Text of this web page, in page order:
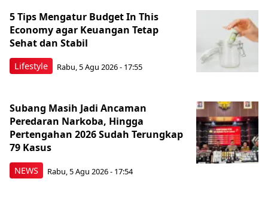
Lifestyle
5 Tips Mengatur Budget In This
Economy agar Keuangan Tetap
Sehat dan Stabil
Rabu, 5 Agu 2026 - 17:55
NEWS
Subang Masih Jadi Ancaman
Peredaran Narkoba, Hingga
Pertengahan 2026 Sudah Terungkap
79 Kasus
Rabu, 5 Agu 2026 - 17:54